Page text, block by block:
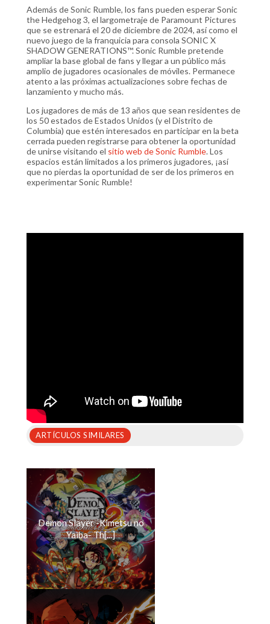
Además de Sonic Rumble, los fans pueden esperar Sonic
the Hedgehog 3, el largometraje de Paramount Pictures
que se estrenará el 20 de diciembre de 2024, así como el
nuevo juego de la franquicia para consola SONIC X
SHADOW GENERATIONS™. Sonic Rumble pretende
ampliar la base global de fans y llegar a un público más
amplio de jugadores ocasionales de móviles. Permanece
atento a las próximas actualizaciones sobre fechas de
lanzamiento y mucho más.
Los jugadores de más de 13 años que sean residentes de
los 50 estados de Estados Unidos (y el Distrito de
Columbia) que estén interesados en participar en la beta
cerrada pueden registrarse para obtener la oportunidad
de unirse visitando el sitio web de Sonic Rumble. Los
espacios están limitados a los primeros jugadores, ¡así
que no pierdas la oportunidad de ser de los primeros en
experimentar Sonic Rumble!
ARTÍCULOS SIMILARES
Demon Slayer -Kimetsu no
Yaiba- Th[...]